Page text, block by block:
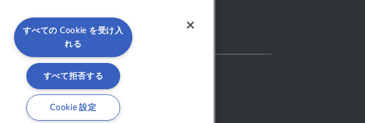
アステリア
ブロックチェーン
動画
すべての Cookie を受け入
れる
すべて拒否する
Cookie 設定